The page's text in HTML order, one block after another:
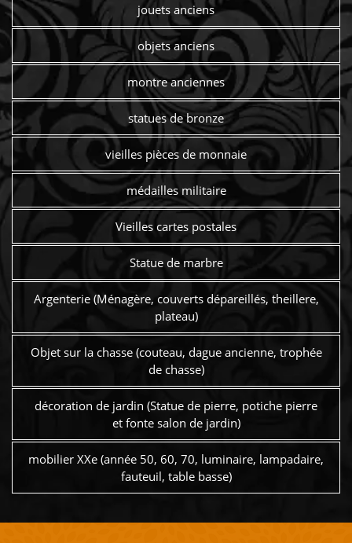
jouets anciens
objets anciens
montre anciennes
statues de bronze
vieilles pièces de monnaie
médailles militaire
Vieilles cartes postales
Statue de marbre
Argenterie (Ménagère, couverts dépareillés, theillere,
plateau)
Objet sur la chasse (couteau, dague ancienne, trophée
de chasse)
décoration de jardin (Statue de pierre, potiche pierre
et fonte salon de jardin)
mobilier XXe (année 50, 60, 70, luminaire, lampadaire,
fauteuil, table basse)